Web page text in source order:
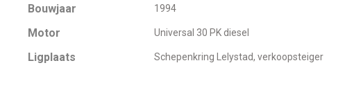
Bouwjaar 1994
Motor Universal 30 PK diesel
Ligplaats Schepenkring Lelystad, verkoopsteiger